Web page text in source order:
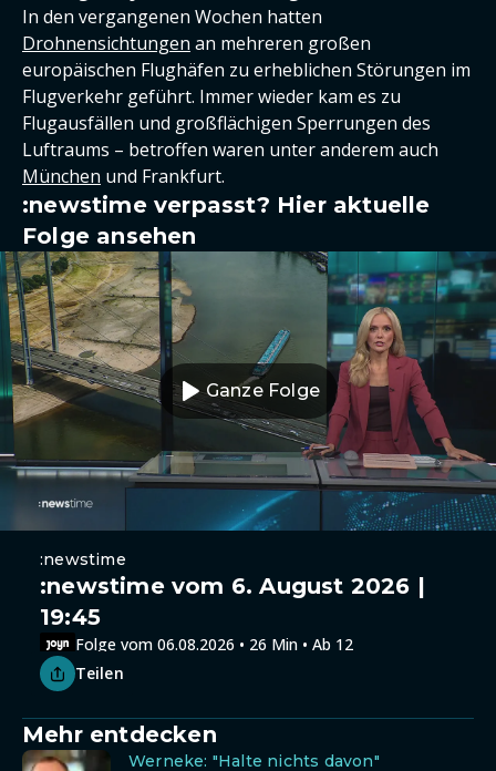
In den vergangenen Wochen hatten
Drohnensichtungen an mehreren großen
europäischen Flughäfen zu erheblichen Störungen im
Flugverkehr geführt. Immer wieder kam es zu
Flugausfällen und großflächigen Sperrungen des
Luftraums – betroffen waren unter anderem auch
München und Frankfurt.
:newstime verpasst? Hier aktuelle
Folge ansehen
Ganze Folge
:newstime
:newstime vom 6. August 2026 |
19:45
Folge vom 06.08.2026 • 26 Min • Ab 12
Teilen
Mehr entdecken
Werneke: "Halte nichts davon"